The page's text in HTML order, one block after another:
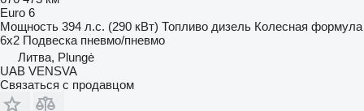
Euro 6
Мощность 394 л.с. (290 кВт) Топливо дизель Колесная формула
6x2 Подвеска пневмо/пневмо
Литва, Plungė
UAB VENSVA
Связаться с продавцом